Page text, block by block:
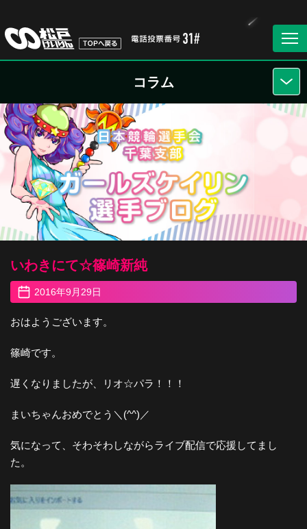
コラム
いわきにて☆篠崎新純
2016年9月29日
おはようございます。
篠崎です。
遅くなりましたが、リオ☆パラ！！！
まいちゃんおめでとう＼(^^)／
気になって、そわそわしながらライブ配信で応援してまし
た。